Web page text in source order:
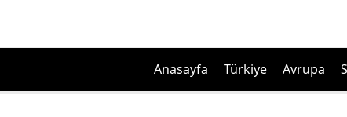
Anasayfa Türkiye Avrupa